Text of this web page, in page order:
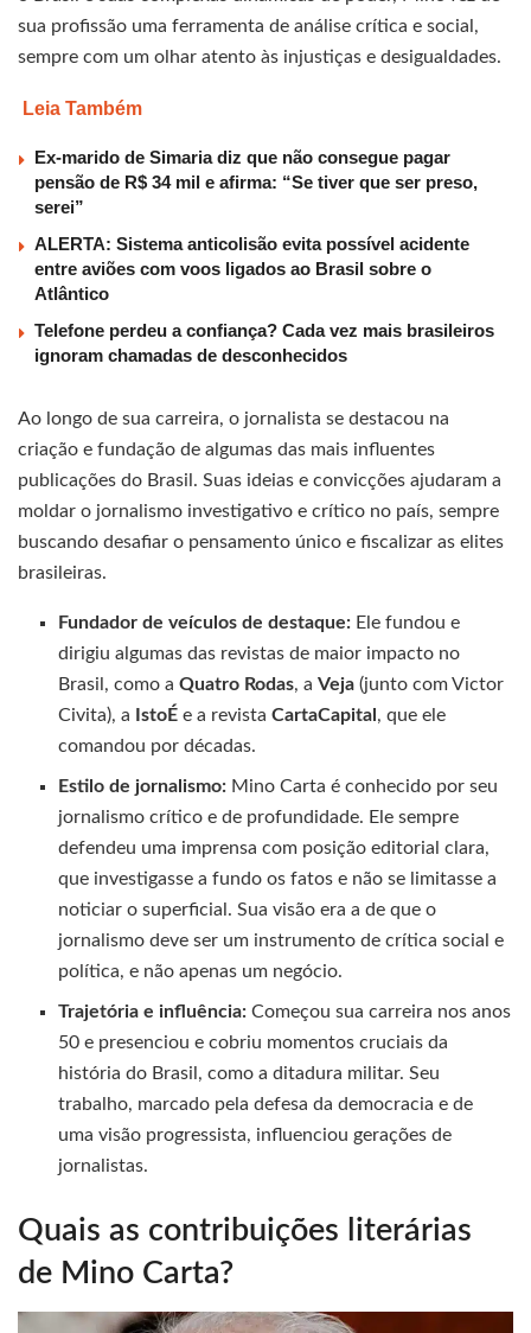
sua profissão uma ferramenta de análise crítica e social,
sempre com um olhar atento às injustiças e desigualdades.
Leia Também
Ex-marido de Simaria diz que não consegue pagar
pensão de R$ 34 mil e afirma: “Se tiver que ser preso,
serei”
ALERTA: Sistema anticolisão evita possível acidente
entre aviões com voos ligados ao Brasil sobre o
Atlântico
Telefone perdeu a confiança? Cada vez mais brasileiros
ignoram chamadas de desconhecidos
Ao longo de sua carreira, o jornalista se destacou na
criação e fundação de algumas das mais influentes
publicações do Brasil. Suas ideias e convicções ajudaram a
moldar o jornalismo investigativo e crítico no país, sempre
buscando desafiar o pensamento único e fiscalizar as elites
brasileiras.
Fundador de veículos de destaque: Ele fundou e
dirigiu algumas das revistas de maior impacto no
Brasil, como aQuatro Rodas, aVeja (junto com Victor
Civita), a
IstoÉ e a revistaCartaCapital , que ele
comandou por décadas.
Estilo de jornalismo: Mino Carta é conhecido por seu
jornalismo crítico e de profundidade. Ele sempre
defendeu uma imprensa com posição editorial clara,
que investigasse a fundo os fatos e não se limitasse a
noticiar o superficial. Sua visão era a de que o
jornalismo deve ser um instrumento de crítica social e
política, e não apenas um negócio.
Trajetória e influência: Começou sua carreira nos anos
50 e presenciou e cobriu momentos cruciais da
história do Brasil, como a ditadura militar. Seu
trabalho, marcado pela defesa da democracia e de
uma visão progressista, influenciou gerações de
jornalistas.
Quais as contribuições literárias
de Mino Carta?